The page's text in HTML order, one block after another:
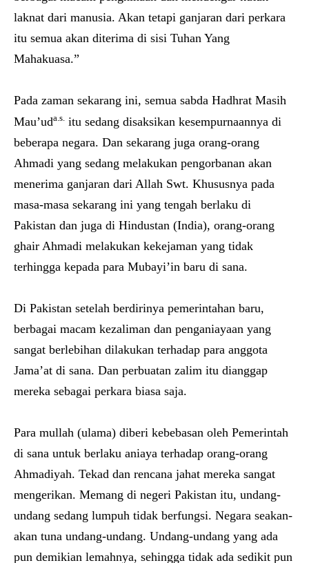
laknat dari manusia. Akan tetapi ganjaran dari perkara
itu semua akan diterima di sisi Tuhan Yang
Mahakuasa.”
Pada zaman sekarang ini, semua sabda Hadhrat Masih
Mau’uda.s. itu sedang disaksikan kesempurnaannya di
beberapa negara. Dan sekarang juga orang-orang
Ahmadi yang sedang melakukan pengorbanan akan
menerima ganjaran dari Allah Swt. Khususnya pada
masa-masa sekarang ini yang tengah berlaku di
Pakistan dan juga di Hindustan (India), orang-orang
ghair Ahmadi melakukan kekejaman yang tidak
terhingga kepada para Mubayi’in baru di sana.
Di Pakistan setelah berdirinya pemerintahan baru,
berbagai macam kezaliman dan penganiayaan yang
sangat berlebihan dilakukan terhadap para anggota
Jama’at di sana. Dan perbuatan zalim itu dianggap
mereka sebagai perkara biasa saja.
Para mullah (ulama) diberi kebebasan oleh Pemerintah
di sana untuk berlaku aniaya terhadap orang-orang
Ahmadiyah. Tekad dan rencana jahat mereka sangat
mengerikan. Memang di negeri Pakistan itu, undang-
undang sedang lumpuh tidak berfungsi. Negara seakan-
akan tuna undang-undang. Undang-undang yang ada
pun demikian lemahnya, sehingga tidak ada sedikit pun